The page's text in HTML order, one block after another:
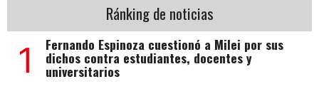
Ránking de noticias
1 Fernando Espinoza cuestionó a Milei por sus
dichos contra estudiantes, docentes y
universitarios